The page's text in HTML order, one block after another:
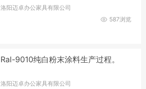
洛阳迈卓办公家具有限公司
587浏览
Ral-9010纯白粉末涂料生产过程。
洛阳迈卓办公家具有限公司